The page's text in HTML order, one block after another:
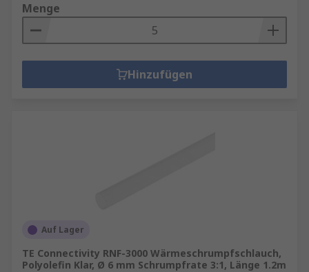
Menge
Hinzufügen
Auf Lager
TE Connectivity RNF-3000 Wärmeschrumpfschlauch,
Polyolefin Klar, Ø 6 mm Schrumpfrate 3:1, Länge 1.2m